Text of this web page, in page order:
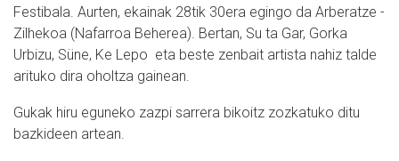
Festibala. Aurten, ekainak 28tik 30era egingo da Arberatze -
Zilhekoa (Nafarroa Beherea). Bertan, Su ta Gar, Gorka
Urbizu, Süne, Ke Lepo eta beste zenbait artista nahiz talde
arituko dira oholtza gainean.
Gukak hiru eguneko zazpi sarrera bikoitz zozkatuko ditu
bazkideen artean.